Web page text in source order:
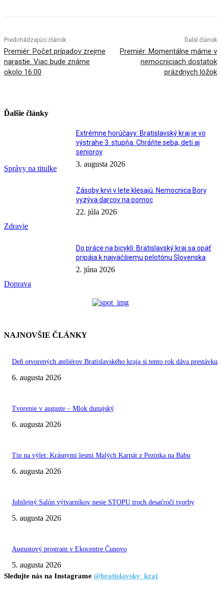
Predchádzajúci článok
Premiér: Počet prípadov zrejme
narastie. Viac bude známe
okolo 16:00
Ďalší článok
Premiér: Momentálne máme v
nemocniciach dostatok
prázdnych lôžok
Ďalšie články
Správy na titulke
Extrémne horúčavy: Bratislavský kraj je vo
výstrahe 3. stupňa. Chráňte seba, deti aj
seniorov
3. augusta 2026
Zdravie
Zásoby krvi v lete klesajú. Nemocnica Bory
vyzýva darcov na pomoc
22. júla 2026
Doprava
Do práce na bicykli: Bratislavský kraj sa opäť
pripája k najväčšiemu pelotónu Slovenska
2. júna 2026
NAJNOVŠIE ČLÁNKY
Deň otvorených ateliérov Bratislavského kraja si tento rok dáva prestávku
6. augusta 2026
Tvorenie v auguste – Mlok dunajský
6. augusta 2026
Tip na výlet: Krásnymi lesmi Malých Karpát z Pezinka na Babu
6. augusta 2026
Jubilejný Salón výtvarníkov nesie STOPU troch desaťročí tvorby
5. augusta 2026
Augustový program v Ekocentre Čunovo
5. augusta 2026
Sledujte nás na Instagrame @bratislavsky_kraj